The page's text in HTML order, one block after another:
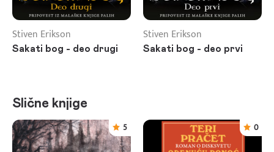
Stiven Erikson
Sakati bog - deo drugi
Stiven Erikson
Sakati bog - deo prvi
Slične knjige
5
0